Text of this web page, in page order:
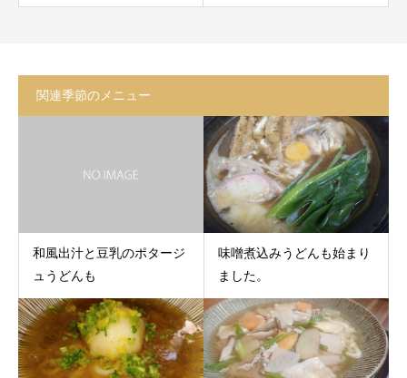
関連季節のメニュー
和風出汁と豆乳のポタージ
ュうどんも
味噌煮込みうどんも始まり
ました。